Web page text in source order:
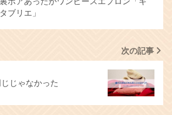
ブリエ」
次の記事
じゃなかった